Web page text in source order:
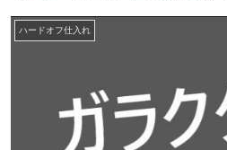
ハードオフ仕入れ